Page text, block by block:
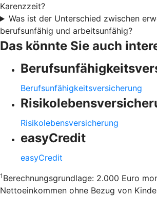
Karenzzeit?
Was ist der Unterschied zwischen
berufsunfähig und arbeitsunfähig?
Das könnte Sie auch
Berufsunfähigkeitsversicherung
Risikolebensversicherung
easyCredit
easyCredit
1 Berechnungsgrundlage: 2.000 Euro
Nettoeinkommen ohne Bezug von